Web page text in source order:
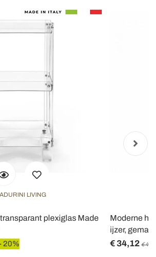
LIVING
plexiglas Made
20%
Moderne
ijzer,
€ 34,12 €